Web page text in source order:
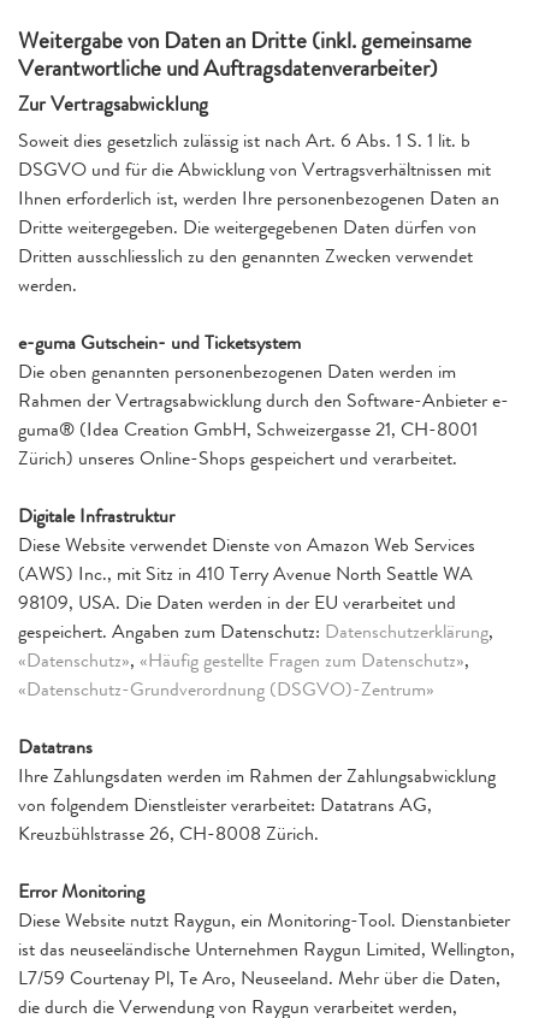
Weitergabe von Daten an Dritte (inkl. gemeinsame
Verantwortliche und Auftragsdatenverarbeiter)
Zur Vertragsabwicklung
Soweit dies gesetzlich zulässig ist nach Art. 6 Abs. 1 S. 1 lit. b
DSGVO und für die Abwicklung von Vertragsverhältnissen mit
Ihnen erforderlich ist, werden Ihre personenbezogenen Daten an
Dritte weitergegeben. Die weitergegebenen Daten dürfen von
Dritten ausschliesslich zu den genannten Zwecken verwendet
werden.
e-guma Gutschein- und Ticketsystem
Die oben genannten personenbezogenen Daten werden im
Rahmen der Vertragsabwicklung durch den Software-Anbieter e-
guma® (Idea Creation GmbH, Schweizergasse 21, CH-8001
Zürich) unseres Online-Shops gespeichert und verarbeitet.
Digitale Infrastruktur
Diese Website verwendet Dienste von Amazon Web Services
(AWS) Inc., mit Sitz in 410 Terry Avenue North Seattle WA
98109, USA. Die Daten werden in der EU verarbeitet und
gespeichert. Angaben zum Datenschutz: Datenschutzerklärung,
«Datenschutz», «Häufig gestellte Fragen zum Datenschutz»,
«Datenschutz-Grundverordnung (DSGVO)-Zentrum»
Datatrans
Ihre Zahlungsdaten werden im Rahmen der Zahlungsabwicklung
von folgendem Dienstleister verarbeitet: Datatrans AG,
Kreuzbühlstrasse 26, CH-8008 Zürich.
Error Monitoring
Diese Website nutzt Raygun, ein Monitoring-Tool. Dienstanbieter
ist das neuseeländische Unternehmen Raygun Limited, Wellington,
L7/59 Courtenay Pl, Te Aro, Neuseeland. Mehr über die Daten,
die durch die Verwendung von Raygun verarbeitet werden,